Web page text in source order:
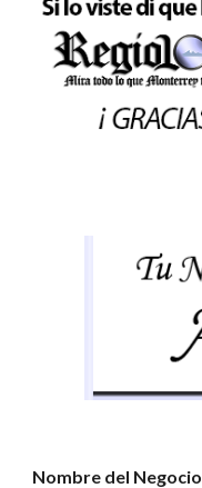
Nombre del Negocio